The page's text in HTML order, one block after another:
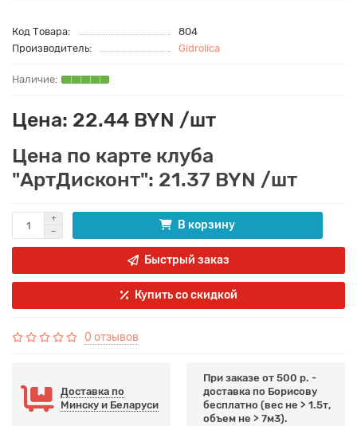
Код Товара:
804
Производитель:
Gidrolica
Цена: 22.44 BYN /шт
Цена по карте клуба
"АртДисконт": 21.37 BYN /шт
В корзину
Быстрый заказ
Купить со скидкой
0 отзывов
Доставка по
Минску и Беларуси
При заказе от 500 р. -
доставка по Борисову
бесплатно (вес не > 1.5т,
объем не > 7м3).